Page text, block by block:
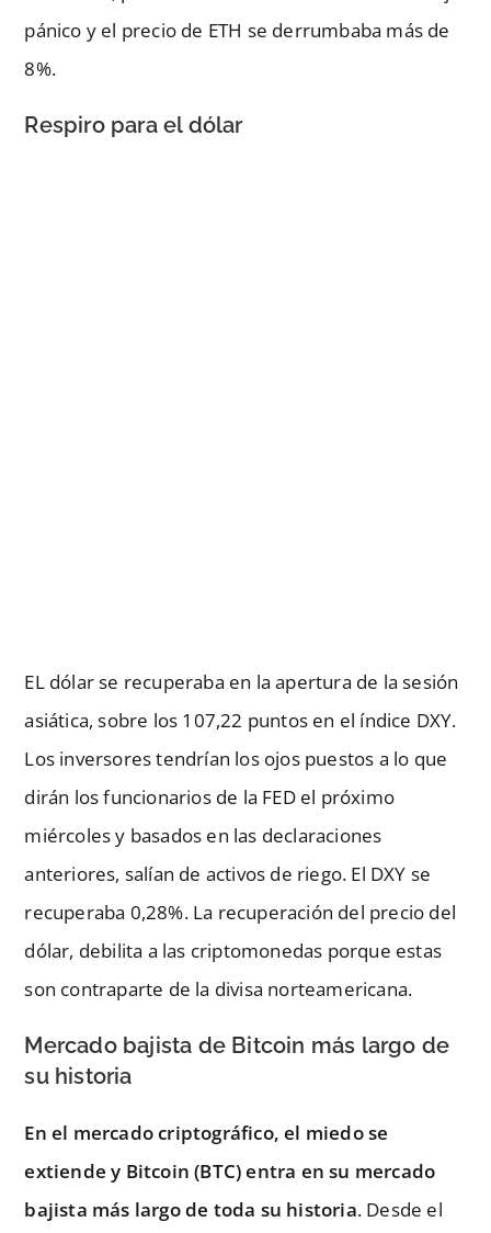
pánico y el precio de ETH se derrumbaba más de
8%.
Respiro para el dólar
EL dólar se recuperaba en la apertura de la sesión
asiática, sobre los 107,22 puntos en el índice DXY.
Los inversores tendrían los ojos puestos a lo que
dirán los funcionarios de la FED el próximo
miércoles y basados en las declaraciones
anteriores, salían de activos de riego. El DXY se
recuperaba 0,28%. La recuperación del precio del
dólar, debilita a las criptomonedas porque estas
son contraparte de la divisa norteamericana.
Mercado bajista de Bitcoin más largo de
su historia
En el mercado criptográfico, el miedo se
extiende y Bitcoin (BTC) entra en su mercado
bajista más largo de toda su historia. Desde el